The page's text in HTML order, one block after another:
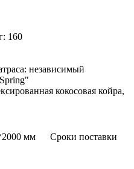
: 160
: независимый
кокосовая койра,
мм
Сроки поставки